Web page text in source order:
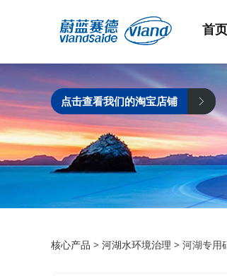
首页
点击查看我们的淘宝店铺
河湖专用硝
核心产品 > 河湖水环境治理 > 河湖专用